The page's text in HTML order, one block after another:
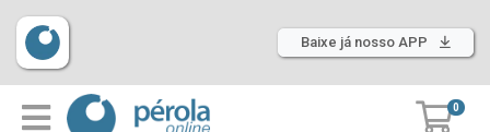
Baixe já nosso APP
0